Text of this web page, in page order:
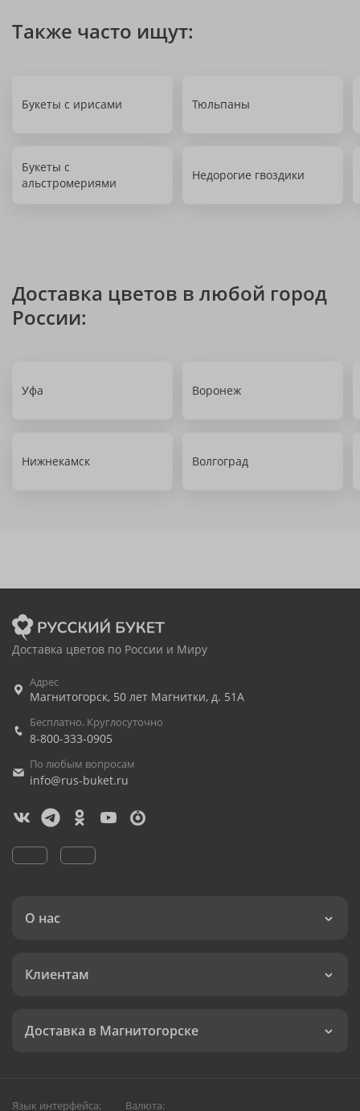
Также часто ищут:
Букеты с ирисами Тюльпаны
Букеты с
альстромериями
Недорогие гвоздики
Доставка цветов в любой город
России:
Уфа Воронеж
Нижнекамск Волгоград
Доставка цветов по России и Миру
Адрес
Магнитогорск, 50 лет Магнитки, д. 51А
Бесплатно. Круглосуточно
8-800-333-0905
По любым вопросам
info@rus-buket.ru
О нас
Клиентам
Доставка в Магнитогорске
Язык интерфейса: Валюта: